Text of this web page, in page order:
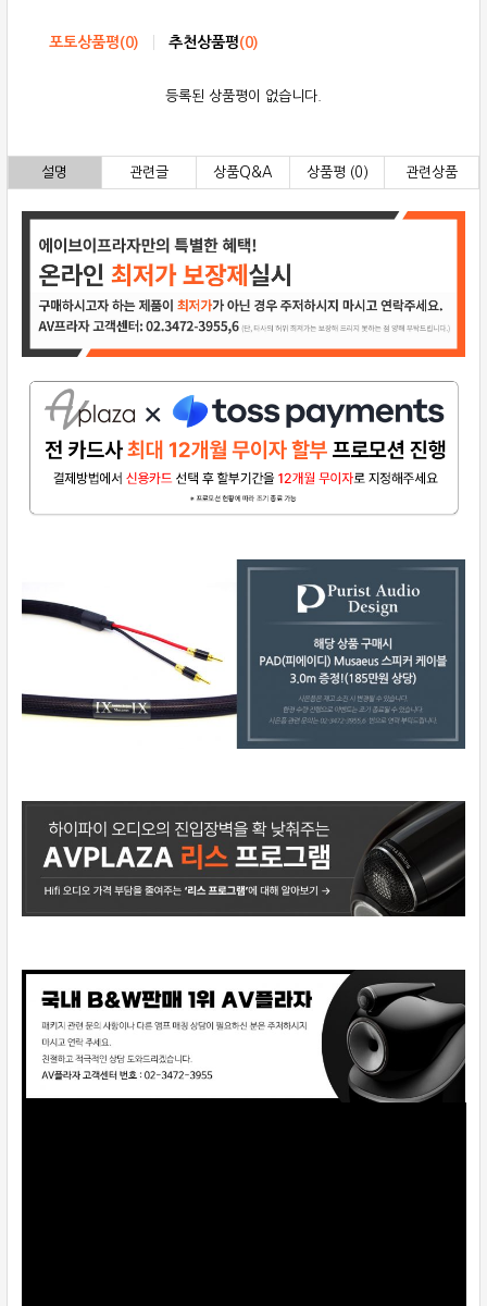
포토상품평(0) 추천상품평(0)
등록된 상품평이 없습니다.
설명 관련글 상품Q&A 상품평 (0) 관련상품